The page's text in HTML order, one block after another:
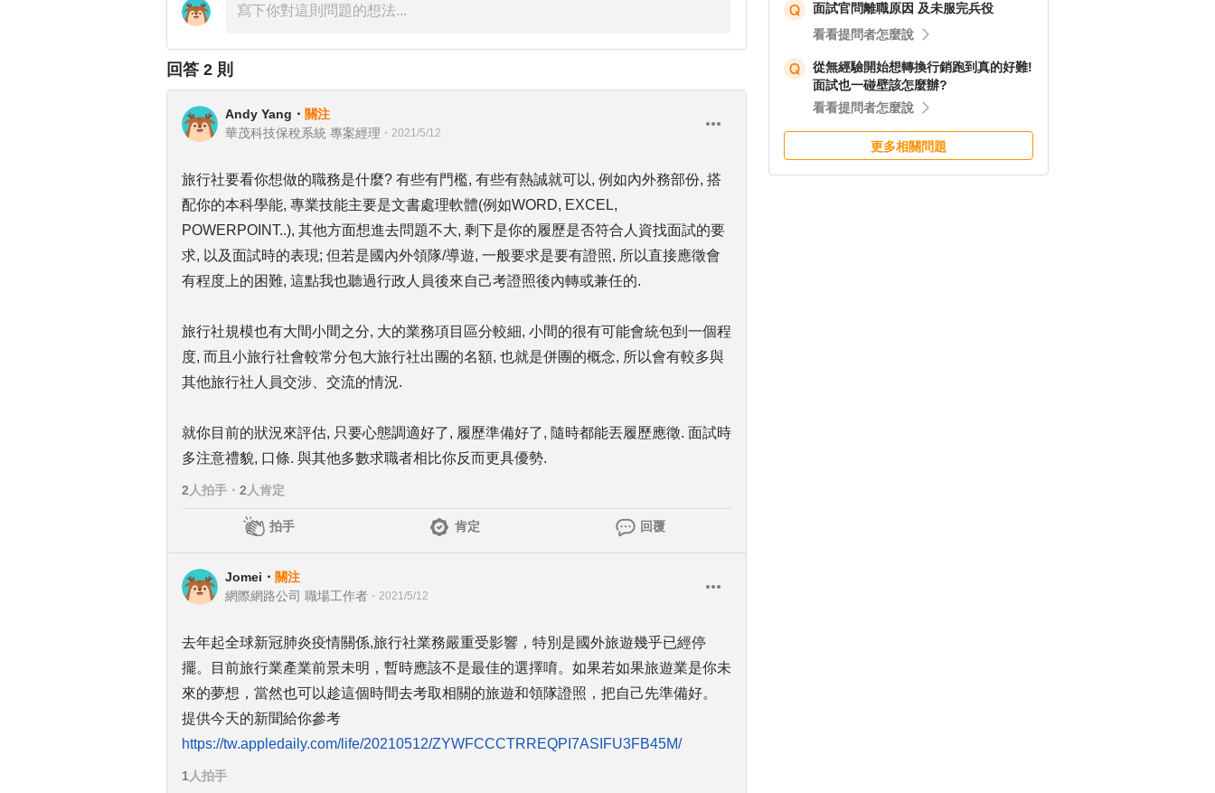
回答 2 則
Andy Yang ・ 關注
華茂科技保稅系統 專案經理 ・ 2021/5/12
旅行社要看你想做的職務是什麼? 有些有門檻, 有些有熱誠就可以, 例如內外務部份, 搭
配你的本科學能, 專業技能主要是文書處理軟體(例如WORD, EXCEL,
POWERPOINT..), 其他方面想進去問題不大, 剩下是你的履歷是否符合人資找面試的要
求, 以及面試時的表現; 但若是國內外領隊/導遊, 一般要求是要有證照, 所以直接應徵會
有程度上的困難, 這點我也聽過行政人員後來自己考證照後內轉或兼任的.
旅行社規模也有大間小間之分, 大的業務項目區分較細, 小間的很有可能會統包到一個程
度, 而且小旅行社會較常分包大旅行社出團的名額, 也就是併團的概念, 所以會有較多與
其他旅行社人員交涉、交流的情況.
就你目前的狀況來評估, 只要心態調適好了, 履歷準備好了, 隨時都能丟履歷應徵. 面試時
多注意禮貌, 口條. 與其他多數求職者相比你反而更具優勢.
2 人拍手 ・ 2 人肯定
拍手 肯定 回覆
Jomei ・ 關注
網際網路公司 職場工作者 ・ 2021/5/12
去年起全球新冠肺炎疫情關係,旅行社業務嚴重受影響，特別是國外旅遊幾乎已經停
擺。目前旅行業產業前景未明，暫時應該不是最佳的選擇唷。如果若如果旅遊業是你未
來的夢想，當然也可以趁這個時間去考取相關的旅遊和領隊證照，把自己先準備好。
提供今天的新聞給你參考
https://tw.appledaily.com/life/20210512/ZYWFCCCTRREQPI7ASIFU3FB45M/
1 人拍手
面試官問離職原因 及未服完兵役
看看提問者怎麼說
從無經驗開始想轉換行銷跑到真的好難!
面試也一碰壁該怎麼辦?
看看提問者怎麼說
更多相關問題